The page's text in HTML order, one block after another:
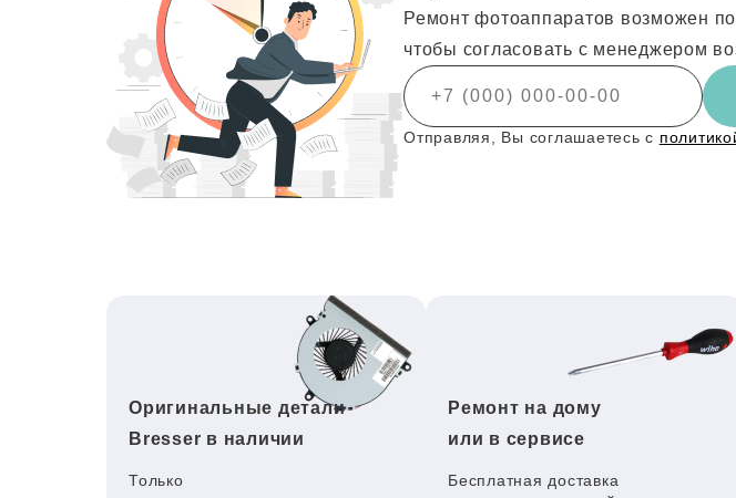
Ремонт фотоаппаратов возможен
чтобы согласовать с менеджером
Отправляя, Вы соглашаетесь с
Оригинальные детали
Bresser в наличии
Только
Ремонт на дому
или в сервисе
Бесплатная доставка